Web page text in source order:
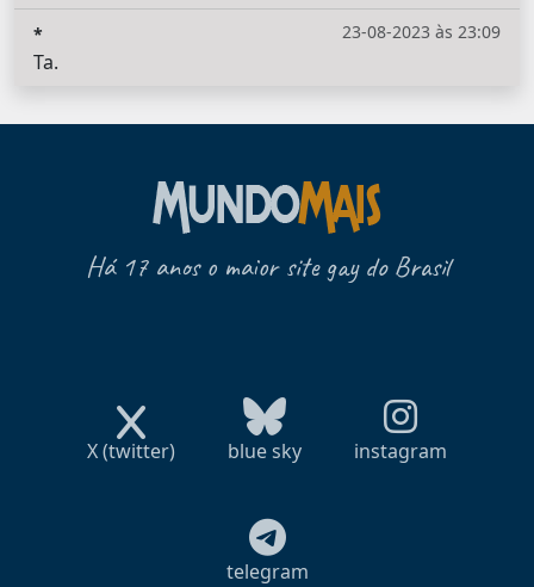
23-08-2023 às 23:09
*
Ta.
Há 17 anos o maior site gay do Brasil
X (twitter) blue sky instagram
telegram